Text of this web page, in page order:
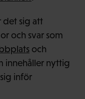
det sig att
och svar som
och
innehåller nyttig
inför